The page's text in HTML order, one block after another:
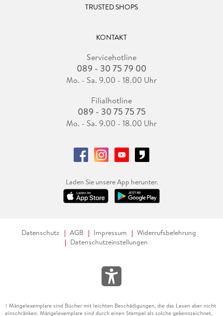
TRUSTED SHOPS
KONTAKT
Servicehotline
089 - 30 75 79 00
Mo. - Sa. 9.00 - 18.00 Uhr
Filialhotline
089 - 30 75 75 75
Mo. - Sa. 9.00 - 18.00 Uhr
Laden Sie unsere App herunter.
Datenschutz AGB Impressum
Widerrufsbelehrung
Datenschutzeinstellungen
1 Mängelexemplare sind Bücher mit leichten Beschädigungen, die das Lesen aber nicht
einschränken. Mängelexemplare sind durch einen Stempel als solche gekennzeichnet.